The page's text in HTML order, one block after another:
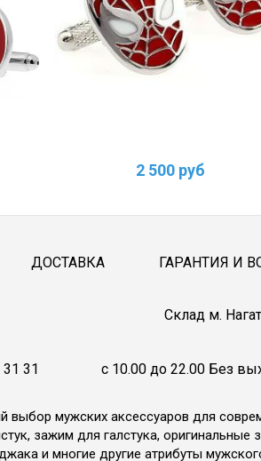
2 500 руб
ДОСТАВКА ГАРАНТИЯ И
Cклад м.
31 c 10.00 до 22.00 Без
выбор мужских аксессуаров для
зажим для галстука, оригинальные
и многие другие атрибуты